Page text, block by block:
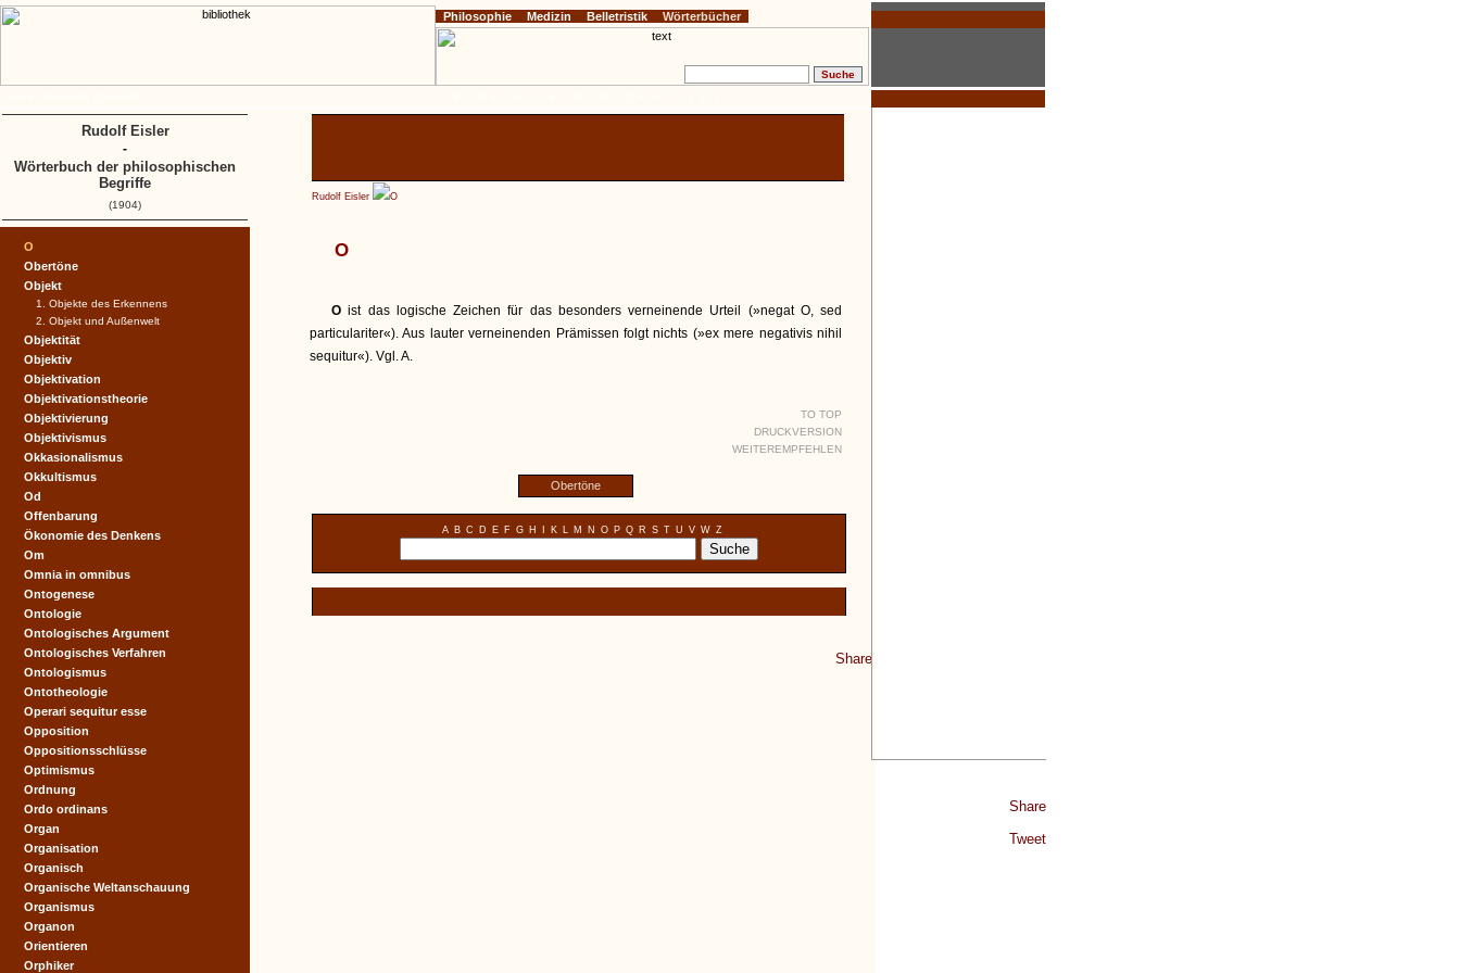
Share
Tweet
Rudolf Eisler O
O
Oist das logische Zeichen für das besonders verneinende Urteil (»negat O, sed
particulariter«). Aus lauter verneinenden Prämissen folgt nichts (»ex mere negativis nihil
sequitur«). Vgl. A.
TO TOP
DRUCKVERSION
WEITEREMPFEHLEN
Obertöne
A B C D E F G H K L M N O P Q R S T U V W Z
Share
O
Obertöne
Objekt
1. Objekte des Erkennens
2. Objekt und Außenwelt
Objektität
Objektiv
Objektivation
Objektivationstheorie
Objektivierung
Objektivismus
Okkasionalismus
Okkultismus
Od
Offenbarung
Ökonomie des Denkens
Om
Omnia in omnibus
Ontogenese
Ontologie
Ontologisches Argument
Ontologisches Verfahren
Ontologismus
Ontotheologie
Operari sequitur esse
Opposition
Oppositionsschlüsse
Optimismus
Ordnung
Ordo ordinans
Organ
Organisation
Organisch
Organische Weltanschauung
Organismus
Organon
Orientieren
Orphiker
Philosophie Medizin Belletristik Wörterbücher
Rudolf Eisler
-
Wörterbuch der philosophischen
Begriffe
(1904)